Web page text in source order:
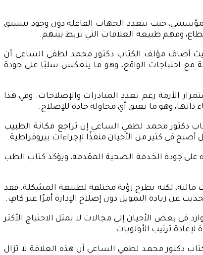
حيث تتعدد الجهات الفاعلة دون وجود تنسيق
وفهم طبيعة العلاقات التي تربط بينهم.
حيث أضاف مؤلف الكتاب دكتور محمد لطفي الساعي أن
مع احتياجات الواقع، وهو ما ينعكس سلبًا على جودة
الأزمة رغم تعدد المبادرات والإصلاحات. وفي هذا
وهو ما يعيق أي محاولة جادة للإصلاح.
دكتور محمد لطفي الساعي إن تراجع مكانة الطبيب
في كثير من الأحيان منفذًا لإجراءات بيروقراطية.
على جودة الخدمة الصحية المقدمة، ويؤكد كتاب الطب
مالية، لكنه يطرح رؤية مختلفة لطبيعة المشكلة. فقد
عن زيادة التمويل دون إصلاح الإدارة أمرًا غير كافٍ.
في بعض الأحيان إلى مجالات لا تمثل الاحتياج الأكثر
ترتيب الأولويات.
دكتور محمد لطفي الساعي أن هذه العلاقة لا تزال